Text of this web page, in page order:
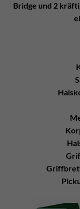
Bridge und 2